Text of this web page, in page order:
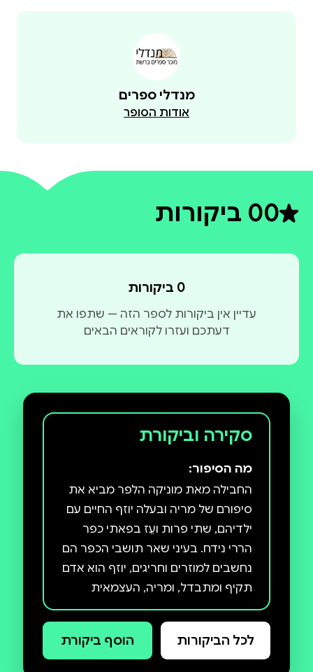
מנדלי ספרים
אודות הסופר
0דירוג ממוצע 0 מתוך 5
0 ביקורות
0 ביקורות
עדיין אין ביקורות לספר הזה — שתפו את
דעתכם ועזרו לקוראים הבאים
סקירה וביקורת
מה הסיפור:
החבילה מאת מוניקה הלפר מביא את
סיפורם של מריה ובעלה יוזף החיים עם
ילדיהם, שתי פרות ועֵז בפאתי כפר
הררי נידח. בעיני שאר תושבי הכפר הם
נחשבים למוזרים וחריגים, יוזף הוא אדם
תקיף ומתבדל, ומריה, העצמאית
באופן שבו היא מגדלת את ילדיה,
פשוט יפה מדי. הנשים בכפר רואים בה
מתחרה ופתיינית. הימים הם ימי
לכל הביקורות הוסף ביקורת